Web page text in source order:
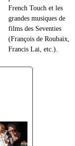
Francis Lai, etc.).